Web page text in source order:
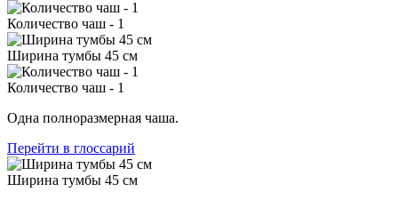
Количество чаш - 1
Ширина тумбы 45 см
Количество чаш - 1
Одна полноразмерная чаша.
Перейти в глоссарий
Ширина тумбы 45 см